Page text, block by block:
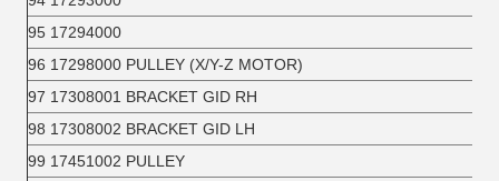
95 17294000
96 17298000 PULLEY (X/Y-Z MOTOR)
97 17308001 BRACKET GID RH
98 17308002 BRACKET GID LH
99 17451002 PULLEY